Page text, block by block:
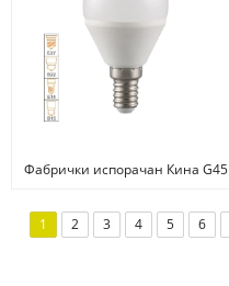
Фабрички испорачан Кина G45
осветлување LED светилка
Сијалица за заштеда на
1
2 3 4 5 6